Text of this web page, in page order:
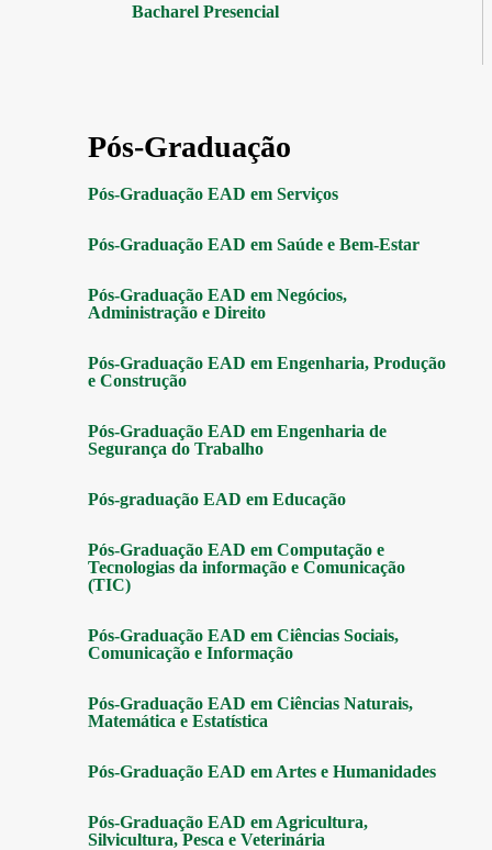
Bacharel Presencial
Pós-Graduação
Pós-Graduação EAD em Serviços
Pós-Graduação EAD em Saúde e Bem-Estar
Pós-Graduação EAD em Negócios,
Administração e Direito
Pós-Graduação EAD em Engenharia, Produção
e Construção
Pós-Graduação EAD em Engenharia de
Segurança do Trabalho
Pós-graduação EAD em Educação
Pós-Graduação EAD em Computação e
Tecnologias da informação e Comunicação
(TIC)
Pós-Graduação EAD em Ciências Sociais,
Comunicação e Informação
Pós-Graduação EAD em Ciências Naturais,
Matemática e Estatística
Pós-Graduação EAD em Artes e Humanidades
Pós-Graduação EAD em Agricultura,
Silvicultura, Pesca e Veterinária